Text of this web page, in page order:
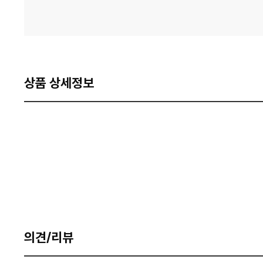
상품 상세정보
의견/리뷰